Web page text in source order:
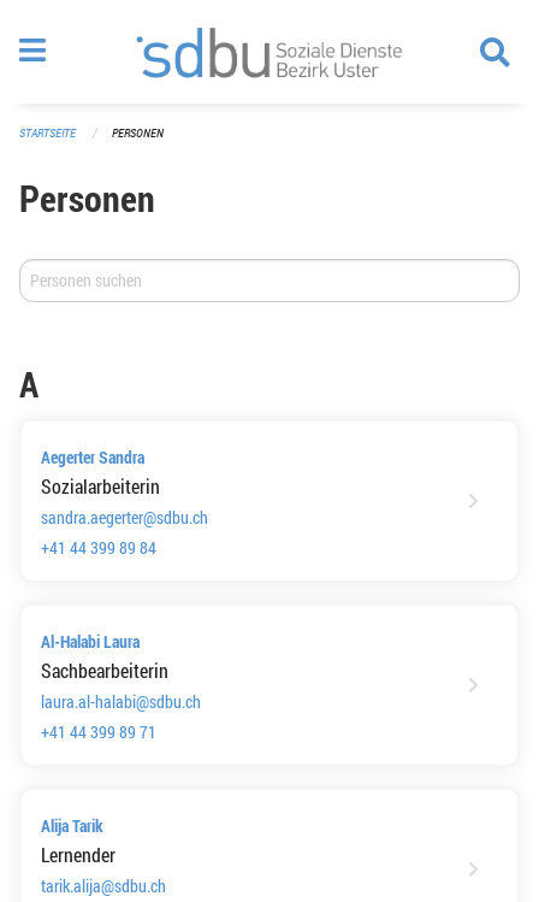
STARTSEITE PERSONEN
Personen
A
Aegerter Sandra
Sozialarbeiterin
sandra.aegerter@sdbu.ch
+41 44 399 89 84
Al-Halabi Laura
Sachbearbeiterin
laura.al-halabi@sdbu.ch
+41 44 399 89 71
Alija Tarik
Lernender
tarik.alija@sdbu.ch